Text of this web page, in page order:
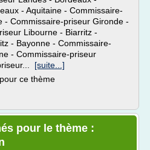
- Aquitaine - Commissaire-
- Commissaire-priseur Gironde -
Libourne - Biarritz -
- Bayonne - Commissaire-
- Commissaire-priseur
[suite...]
ce thème
pour le thème :